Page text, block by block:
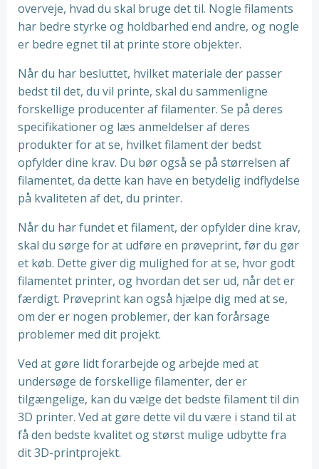
overveje, hvad du skal bruge det til. Nogle filaments
har bedre styrke og holdbarhed end andre, og nogle
er bedre egnet til at printe store objekter.
Når du har besluttet, hvilket materiale der passer
bedst til det, du vil printe, skal du sammenligne
forskellige producenter af filamenter. Se på deres
specifikationer og læs anmeldelser af deres
produkter for at se, hvilket filament der bedst
opfylder dine krav. Du bør også se på størrelsen af ​​
filamentet, da dette kan have en betydelig indflydelse
på kvaliteten af ​​det, du printer.
Når du har fundet et filament, der opfylder dine krav,
skal du sørge for at udføre en prøveprint, før du gør
et køb. Dette giver dig mulighed for at se, hvor godt
filamentet printer, og hvordan det ser ud, når det er
færdigt. Prøveprint kan også hjælpe dig med at se,
om der er nogen problemer, der kan forårsage
problemer med dit projekt.
Ved at gøre lidt forarbejde og arbejde med at
undersøge de forskellige filamenter, der er
tilgængelige, kan du vælge det bedste filament til din
3D printer. Ved at gøre dette vil du være i stand til at
få den bedste kvalitet og størst mulige udbytte fra
dit 3D-printprojekt.